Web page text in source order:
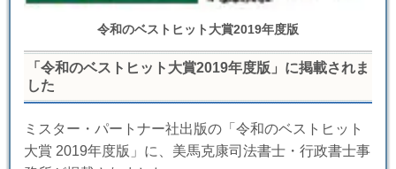
令和のベストヒット大賞2019年度版
「令和のベストヒット大賞2019年度版」に掲載されま
した
ミスター・パートナー社出版の「令和のベストヒット
大賞 2019年度版」に、美馬克康司法書士・行政書士事